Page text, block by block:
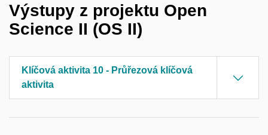
Výstupy z projektu Open
Science II (OS II)
Klíčová aktivita 10 - Průřezová klíčová
aktivita